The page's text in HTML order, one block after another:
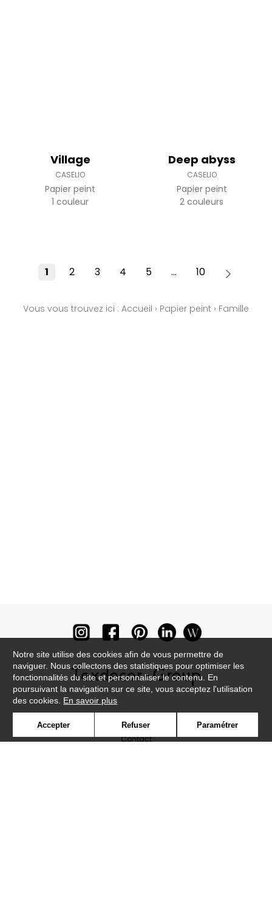
Village
CASELIO
Papier peint
1 couleur
Deep abyss
CASELIO
Papier peint
2 couleurs
1 2 3 4 5 ... 10
Vous vous trouvez ici : Accueil › Papier peint › Famille
Contact
Notre site utilise des cookies afin de vous permettre de
naviguer. Nous collectons des statistiques pour optimiser les
fonctionnalités du site et personnaliser le contenu. En
poursuivant la navigation sur ce site, vous acceptez l'utilisation
des cookies. En savoir plus
Accepter Refuser Paramétrer